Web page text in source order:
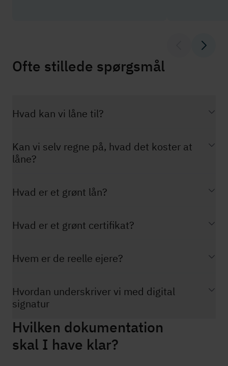
Ofte stillede spørgsmål
Hvad kan vi låne til?
Kan vi selv regne på, hvad det koster at
låne?
Hvad er et grønt lån?
Hvad er et grønt certifikat?
Hvem er de reelle ejere?
Hvordan underskriver vi med digital
signatur
Hvilken dokumentation
skal I have klar?